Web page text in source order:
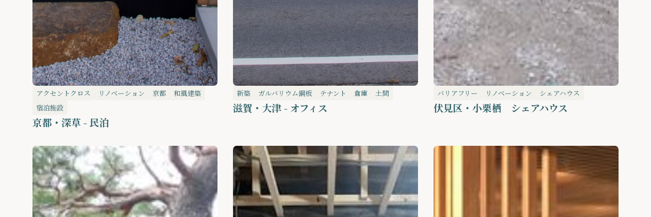
アクセントクロス リノベーション 京都
和風建築
宿泊施設
京都・深草 - 民泊
新築 ガルバリウム鋼板 テナント 倉庫 土間
滋賀・大津 - オフィス
バリアフリー リノベーション シェアハウス
伏見区・小栗栖 シェアハウス